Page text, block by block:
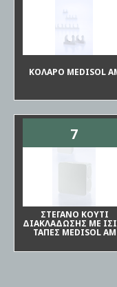
ΚΟΛΑΡΟ MEDISOL
7
ΣΤΕΓΑΝΟ ΚΟΥΤΙ
ΔΙΑΚΛΑΔΩΣΗΣ ΜΕ
ΤΑΠΕΣ MEDISOL AM